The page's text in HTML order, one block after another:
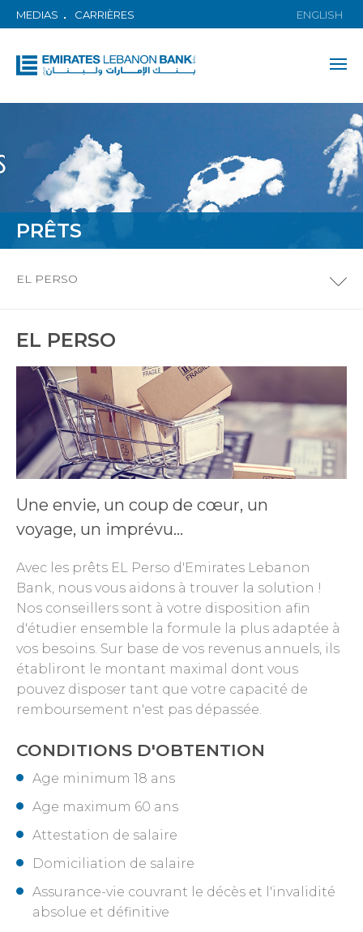
MEDIAS CARRIÈRES ENGLISH
PRÊTS
EL PERSO
EL PERSO
Une envie, un coup de cœur, un
voyage, un imprévu…
Avec les prêts EL Perso d'Emirates Lebanon
Bank, nous vous aidons à trouver la solution !
Nos conseillers sont à votre disposition afin
d'étudier ensemble la formule la plus adaptée à
vos besoins. Sur base de vos revenus annuels, ils
établiront le montant maximal dont vous
pouvez disposer tant que votre capacité de
remboursement n'est pas dépassée.
CONDITIONS D'OBTENTION
Age minimum 18 ans
Age maximum 60 ans
Attestation de salaire
Domiciliation de salaire
Assurance-vie couvrant le décès et l'invalidité
absolue et définitive